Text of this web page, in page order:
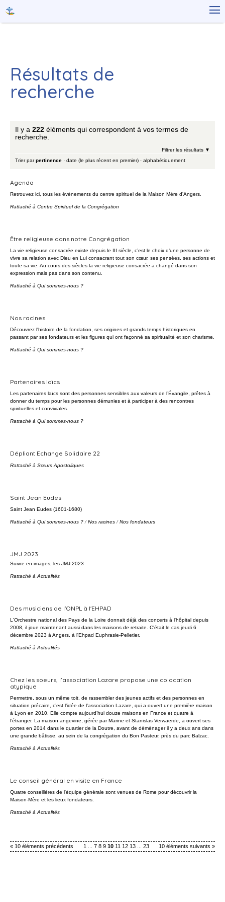
contenu.
Aller
personnels

Résultats de
recherche
Il y a 222 éléments qui correspondent à vos termes de
recherche.
Filtrer les résultats
Trier par pertinence · date (le plus récent en premier) · alphabétiquement
Agenda
Retrouvez ici, tous les événements du centre spirituel de la Maison Mère d'Angers.
Rattaché à Centre Spirituel de la Congrégation
Être religieuse dans notre Congrégation
La vie religieuse consacrée existe depuis le III siècle, c’est le choix d’une personne de
vivre sa relation avec Dieu en Lui consacrant tout son cœur, ses pensées, ses actions et
toute sa vie. Au cours des siècles la vie religieuse consacrée a changé dans son
expression mais pas dans son contenu.
Rattaché à Qui sommes-nous ?
Nos racines
Découvrez l'histoire de la fondation, ses origines et grands temps historiques en
passant par ses fondateurs et les figures qui ont façonné sa spiritualité et son charisme.
Rattaché à Qui sommes-nous ?
Partenaires laïcs
Les partenaires laïcs sont des personnes sensibles aux valeurs de l’Évangile, prêtes à
donner du temps pour les personnes démunies et à participer à des rencontres
spirituelles et conviviales.
Rattaché à Qui sommes-nous ?
Dépliant Echange Solidaire 22
Rattaché à Sœurs Apostoliques
Saint Jean Eudes
Saint Jean Eudes (1601-1680)
Rattaché à Qui sommes-nous ? /Nos racines /Nos fondateurs
JMJ 2023
Suivre en images, les JMJ 2023
Rattaché à Actualités
Des musiciens de l'ONPL à l'EHPAD
L'Orchestre national des Pays de la Loire donnait déjà des concerts à l'hôpital depuis
2008, il joue maintenant aussi dans les maisons de retraite. C'était le cas jeudi 6
décembre 2023 à Angers, à l'Ehpad Euphrasie-Pelletier.
Rattaché à Actualités
Chez les soeurs, l’association Lazare propose une colocation
atypique
Permettre, sous un même toit, de rassembler des jeunes actifs et des personnes en
situation précaire, c’est l’idée de l’association Lazare, qui a ouvert une première maison
à Lyon en 2010. Elle compte aujourd’hui douze maisons en France et quatre à
l’étranger. La maison angevine, gérée par Marine et Stanislas Verwaerde, a ouvert ses
portes en 2014 dans le quartier de la Doutre, avant de déménager il y a deux ans dans
une grande bâtisse, au sein de la congrégation du Bon Pasteur, près du parc Balzac.
Rattaché à Actualités
Le conseil général en visite en France
Quatre conseillères de l'équipe générale sont venues de Rome pour découvrir la
Maison-Mère et les lieux fondateurs.
Rattaché à Actualités
« 10 éléments précédents 10 éléments suivants »
1 7 8 9 10 11 12 13 23